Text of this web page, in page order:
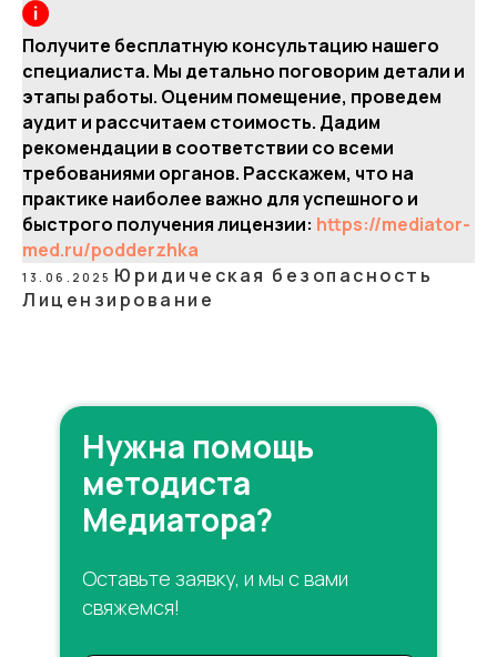
Получите бесплатную консультацию нашего
специалиста. Мы детально поговорим детали и
этапы работы. Оценим помещение, проведем
аудит и рассчитаем стоимость. Дадим
рекомендации в соответствии со всеми
требованиями органов. Расскажем, что на
практике наиболее важно для успешного и
быстрого получения лицензии: https://mediator-
med.ru/podderzhka
13.06.2025 Юридическая безопасность
Лицензирование
Нужна помощь
методиста
Медиатора?
Оставьте заявку, и мы с вами
свяжемся!